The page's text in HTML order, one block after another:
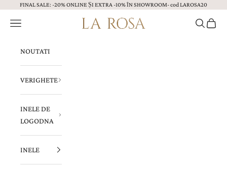
Sari la continut
FINAL SALE: -20% ONLINE ȘI EXTRA -10% ÎN SHOWROOM- cod LAROSA20
Bijuterii LA ROSA
Menu CautăCoș
NOUTATI
VERIGHETE
INELE DE
LOGODNA
INELE